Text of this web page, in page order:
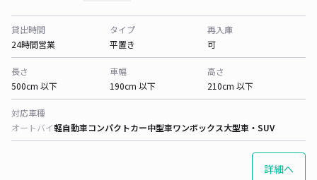
貸出時間
24時間営業
タイプ
平置き
再入庫
可
長さ
500cm 以下
車幅
190cm 以下
高さ
210cm 以下
対応車種
オートバイ軽自動車コンパクトカー中型車ワンボックス大型車・SUV
詳細へ